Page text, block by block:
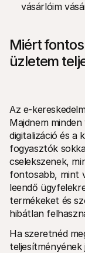
vásárlóim
Miért
üzletem
Az e-
Majdnem
digitalizáció és a
fogyasztók
cselekszenek,
fontosabb, mint
leendő
termékeket és
hibátlan
Ha szeretnéd